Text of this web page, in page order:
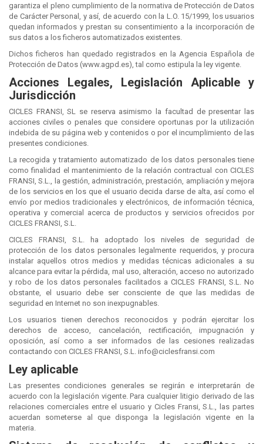
garantiza el pleno cumplimiento de la normativa de Protección de Datos
de Carácter Personal, y así, de acuerdo con la L.O. 15/1999, los usuarios
quedan informados y prestan su consentimiento a la incorporación de
sus datos a los ficheros automatizados existentes.
Dichos ficheros han quedado registrados en la Agencia Española de
Protección de Datos (www.agpd.es), tal como estipula la ley vigente.
Acciones Legales, Legislación Aplicable y
Jurisdicción
CICLES FRANSI, SL se reserva asimismo la facultad de presentar las
acciones civiles o penales que considere oportunas por la utilización
indebida de su página web y contenidos o por el incumplimiento de las
presentes condiciones.
La recogida y tratamiento automatizado de los datos personales tiene
como finalidad el mantenimiento de la relación contractual con CICLES
FRANSI, S.L., la gestión, administración, prestación, ampliación y mejora
de los servicios en los que el usuario decida darse de alta, así como el
envío por medios tradicionales y electrónicos, de información técnica,
operativa y comercial acerca de productos y servicios ofrecidos por
CICLES FRANSI, S.L.
CICLES FRANSI, S.L. ha adoptado los niveles de seguridad de
protección de los datos personales legalmente requeridos, y procura
instalar aquellos otros medios y medidas técnicas adicionales a su
alcance para evitar la pérdida, mal uso, alteración, acceso no autorizado
y robo de los datos personales facilitados a CICLES FRANSI, S.L. No
obstante, el usuario debe ser consciente de que las medidas de
seguridad en Internet no son inexpugnables.
Los usuarios tienen derechos reconocidos y podrán ejercitar los
derechos de acceso, cancelación, rectificación, impugnación y
oposición, así como a ser informados de las cesiones realizadas
contactando con CICLES FRANSI, S.L. info@ciclesfransi.com
Ley aplicable
Las presentes condiciones generales se regirán e interpretarán de
acuerdo con la legislación vigente. Para cualquier litigio derivado de las
relaciones comerciales entre el usuario y Cicles Fransi, S.L., las partes
acuerdan someterse al que disponga la legislación vigente en la
materia.